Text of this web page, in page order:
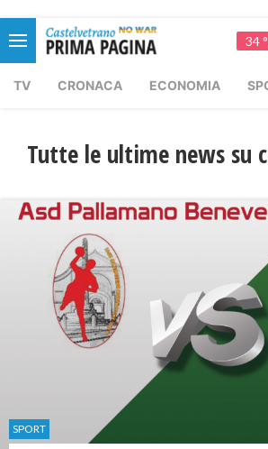
34
TV CRONACA ECONOMIA
Tutte le ultime news su
SPORT